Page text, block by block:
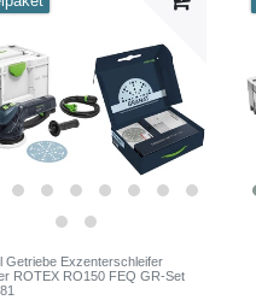
Getriebe Exzenterschleifer
ROTEX RO150 FEQ GR-Set